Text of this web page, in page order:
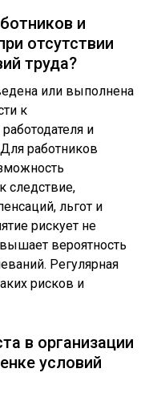
и
отсутствии
труда?
или выполнена
к
и
работников
следствие,
льгот и
рискует не
вероятность
Регулярная
рисков и
в организации
условий